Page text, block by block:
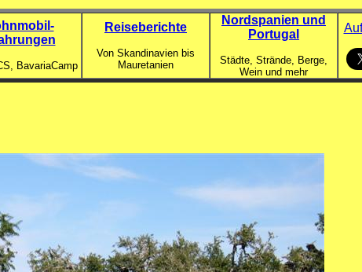
BavariaCamp
Reiseberichte
Von Skandinavien bis
Mauretanien
Nordspanien und
Portugal
Städte, Strände, Berge,
Wein und mehr